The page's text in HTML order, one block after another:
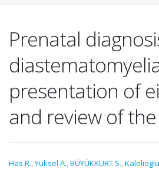
Prenatal
presentation of
and review of
Has R.,Yuksel A.,BÜYÜKKURT S.,